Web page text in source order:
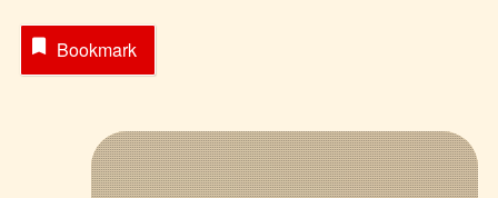
Bookmark